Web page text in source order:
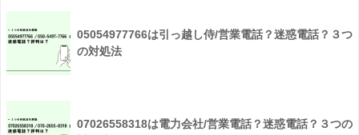
05054977766は引っ越し侍/営業電話？迷惑電話？３つ
の対処法
07026558318は電力会社/営業電話？迷惑電話？３つの